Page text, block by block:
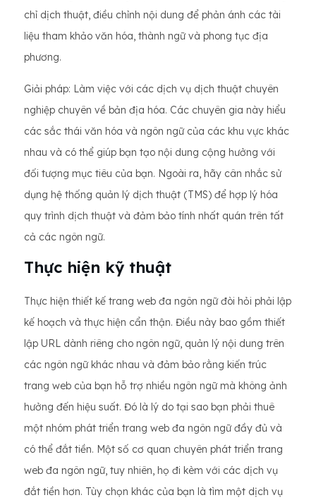
chỉ dịch thuật, điều chỉnh nội dung để phản ánh các tài
liệu tham khảo văn hóa, thành ngữ và phong tục địa
phương.
Giải pháp: Làm việc với các dịch vụ dịch thuật chuyên
nghiệp chuyên về bản địa hóa. Các chuyên gia này hiểu
các sắc thái văn hóa và ngôn ngữ của các khu vực khác
nhau và có thể giúp bạn tạo nội dung cộng hưởng với
đối tượng mục tiêu của bạn. Ngoài ra, hãy cân nhắc sử
dụng hệ thống quản lý dịch thuật (TMS) để hợp lý hóa
quy trình dịch thuật và đảm bảo tính nhất quán trên tất
cả các ngôn ngữ.
Thực hiện kỹ thuật
Thực hiện thiết kế trang web đa ngôn ngữ đòi hỏi phải lập
kế hoạch và thực hiện cẩn thận. Điều này bao gồm thiết
lập URL dành riêng cho ngôn ngữ, quản lý nội dung trên
các ngôn ngữ khác nhau và đảm bảo rằng kiến trúc
trang web của bạn hỗ trợ nhiều ngôn ngữ mà không ảnh
hưởng đến hiệu suất. Đó là lý do tại sao bạn phải thuê
một nhóm phát triển trang web đa ngôn ngữ đầy đủ và
có thể đắt tiền. Một số cơ quan chuyên phát triển trang
web đa ngôn ngữ, tuy nhiên, họ đi kèm với các dịch vụ
đắt tiền hơn. Tùy chọn khác của bạn là tìm một dịch vụ